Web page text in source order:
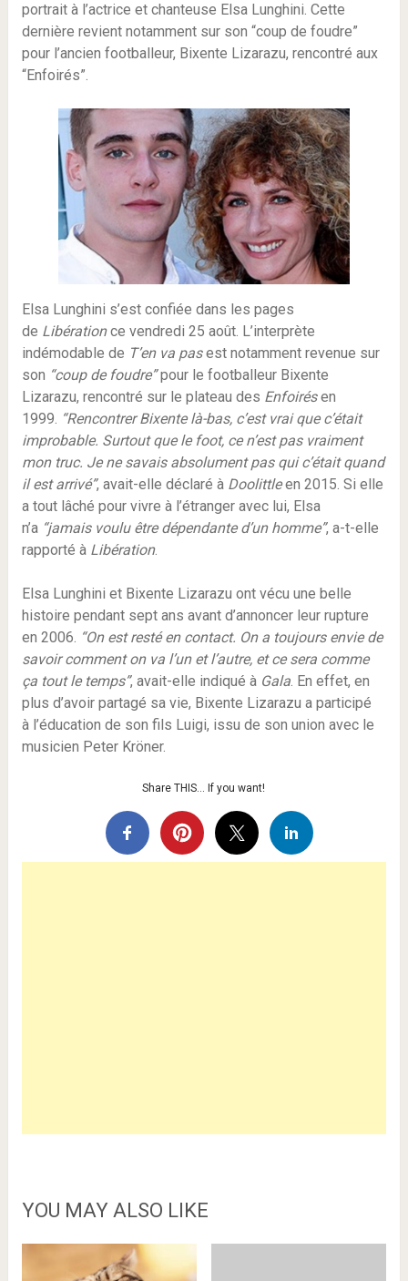
portrait à l’actrice et chanteuse Elsa Lunghini. Cette
dernière revient notamment sur son “coup de foudre”
pour l’ancien footballeur, Bixente Lizarazu, rencontré aux
“Enfoirés”.
Elsa Lunghini s’est confiée dans les pages
de Libérationce vendredi 25 août. L’interprète
indémodable de T’en va pasest notamment revenue sur
son “coup de foudre”pour le footballeur Bixente
Lizarazu, rencontré sur le plateau des Enfoirésen
1999. “Rencontrer Bixente là-bas, c’est vrai que c’était
improbable. Surtout que le foot, ce n’est pas vraiment
mon truc. Je ne savais absolument pas qui c’était quand
il est arrivé”, avait-elle déclaré à Doolittleen 2015. Si elle
a tout lâché pour vivre à l’étranger avec lui, Elsa
n’a “jamais voulu être dépendante d’un homme”, a-t-elle
rapporté à Libération.
Elsa Lunghini et Bixente Lizarazu ont vécu une belle
histoire pendant sept ans avant d’annoncer leur rupture
en 2006. “On est resté en contact. On a toujours envie de
savoir comment on va l’un et l’autre, et ce sera comme
ça tout le temps”, avait-elle indiqué à Gala. En effet, en
plus d’avoir partagé sa vie, Bixente Lizarazu a participé
à l’éducation de son fils Luigi, issu de son union avec le
musicien Peter Kröner.
Share THIS… If you want!
YOU MAY ALSO LIKE